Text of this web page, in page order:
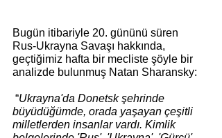
Bugün itibariyle 20. gününü süren
Rus-Ukrayna Savaşı hakkında,
geçtiğimiz hafta bir mecliste şöyle bir
analizde bulunmuş Natan Sharansky:
“Ukrayna'da Donetsk şehrinde
büyüdüğümde, orada yaşayan çeşitli
milletlerden insanlar vardı. Kimlik